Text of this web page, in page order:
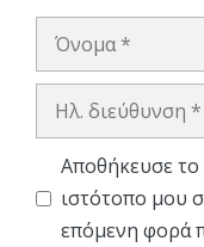
Όνομα
Ηλ.
Αποθήκευσε το
ιστότοπο μου
επόμενη φορά